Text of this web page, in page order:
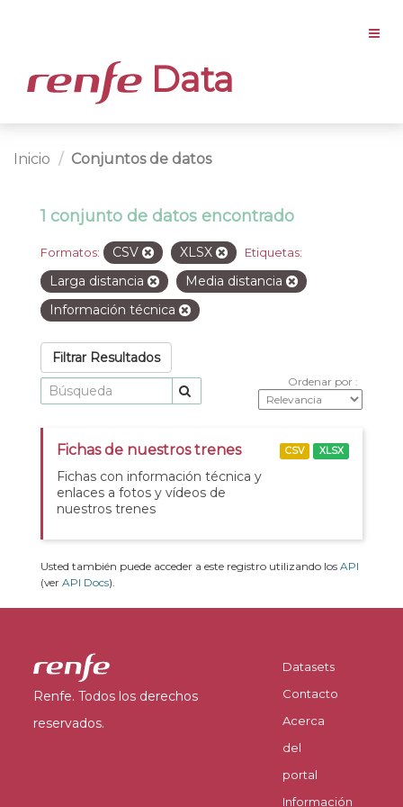
Data
Inicio Conjuntos de datos
1 conjunto de datos encontrado
Formatos: CSV XLSX Etiquetas:
Larga distancia
Media distancia
Información técnica
Filtrar Resultados
Ordenar por
Fichas de nuestros trenes
Fichas con información técnica y
enlaces a fotos y vídeos de
nuestros trenes
CSV XLSX
Usted también puede acceder a este registro utilizando los API
(ver API Docs).
Renfe. Todos los derechos
reservados.
Datasets
Contacto
Acerca
del
portal
Información